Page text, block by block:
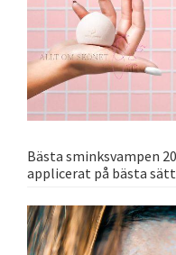
Bästa sminksvampen
applicerat på bästa